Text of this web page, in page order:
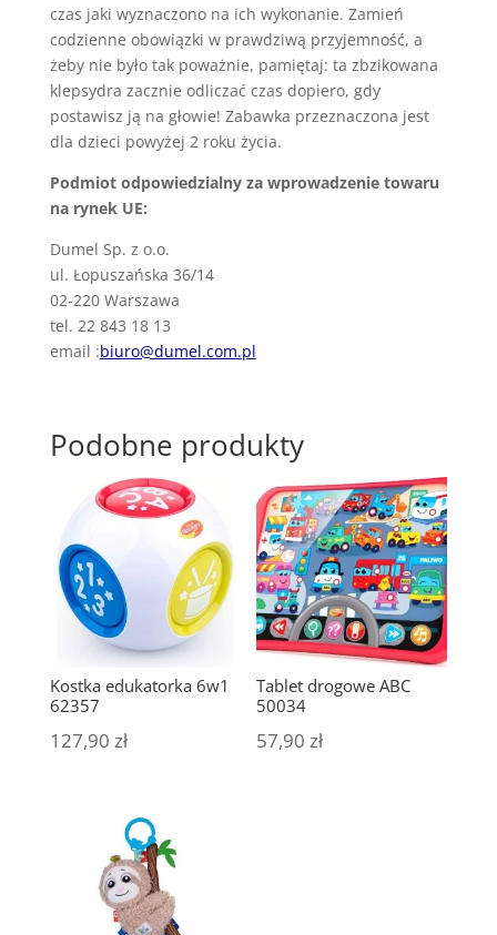
czas jaki wyznaczono na ich wykonanie. Zamień
codzienne obowiązki w prawdziwą przyjemność, a
żeby nie było tak poważnie, pamiętaj: ta zbzikowana
klepsydra zacznie odliczać czas dopiero, gdy
postawisz ją na głowie! Zabawka przeznaczona jest
dla dzieci powyżej 2 roku życia.
Podmiot odpowiedzialny za wprowadzenie towaru
na rynek UE:
Dumel Sp. z o.o.
ul. Łopuszańska 36/14
02-220 Warszawa
tel. 22 843 18 13
email :biuro@dumel.com.pl
Podobne produkty
Kostka edukatorka 6w1
62357
127,90 zł
Tablet drogowe ABC
50034
57,90zł